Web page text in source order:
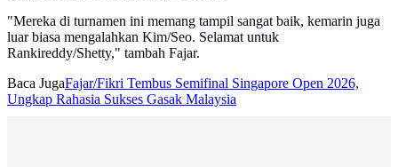
"Mereka di turnamen ini memang tampil sangat baik, kemarin juga
luar biasa mengalahkan Kim/Seo. Selamat untuk
Rankireddy/Shetty," tambah Fajar.
Baca JugaFajar/Fikri Tembus Semifinal Singapore Open 2026,
Ungkap Rahasia Sukses Gasak Malaysia